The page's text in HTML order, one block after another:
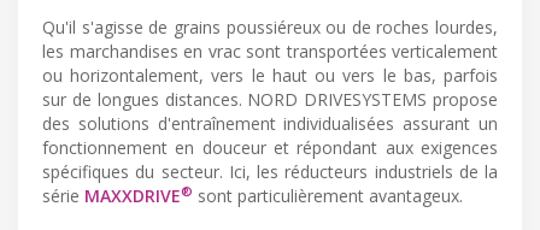
Qu'il s'agisse de grains poussiéreux ou de roches lourdes,
les marchandises en vrac sont transportées verticalement
ou horizontalement, vers le haut ou vers le bas, parfois
sur de longues distances. NORD DRIVESYSTEMS propose
des solutions d'entraînement individualisées assurant un
fonctionnement en douceur et répondant aux exigences
spécifiques du secteur. Ici, les réducteurs industriels de la
série MAXXDRIVE® sont particulièrement avantageux.